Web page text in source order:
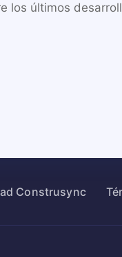
los últimos
Construsync